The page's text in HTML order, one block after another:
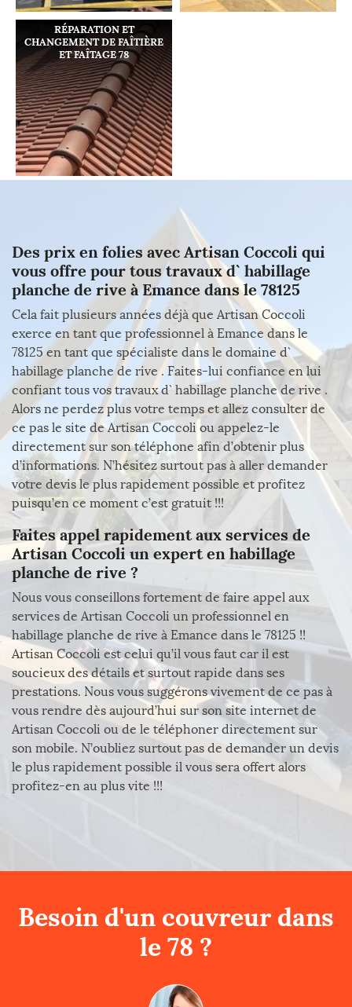
RÉPARATION ET
CHANGEMENT DE FAÎTIÈRE
ET FAÎTAGE 78
Des prix en folies avec Artisan Coccoli qui
vous offre pour tous travaux d` habillage
planche de rive à Emance dans le 78125
Cela fait plusieurs années déjà que Artisan Coccoli
exerce en tant que professionnel à Emance dans le
78125 en tant que spécialiste dans le domaine d`
habillage planche de rive . Faites-lui confiance en lui
confiant tous vos travaux d` habillage planche de rive .
Alors ne perdez plus votre temps et allez consulter de
ce pas le site de Artisan Coccoli ou appelez-le
directement sur son téléphone afin d’obtenir plus
d’informations. N’hésitez surtout pas à aller demander
votre devis le plus rapidement possible et profitez
puisqu’en ce moment c’est gratuit !!!
Faites appel rapidement aux services de
Artisan Coccoli un expert en habillage
planche de rive ?
Nous vous conseillons fortement de faire appel aux
services de Artisan Coccoli un professionnel en
habillage planche de rive à Emance dans le 78125 !!
Artisan Coccoli est celui qu’il vous faut car il est
soucieux des détails et surtout rapide dans ses
prestations. Nous vous suggérons vivement de ce pas à
vous rendre dès aujourd’hui sur son site internet de
Artisan Coccoli ou de le téléphoner directement sur
son mobile. N’oubliez surtout pas de demander un devis
le plus rapidement possible il vous sera offert alors
profitez-en au plus vite !!!
Besoin d'un couvreur dans
le 78 ?